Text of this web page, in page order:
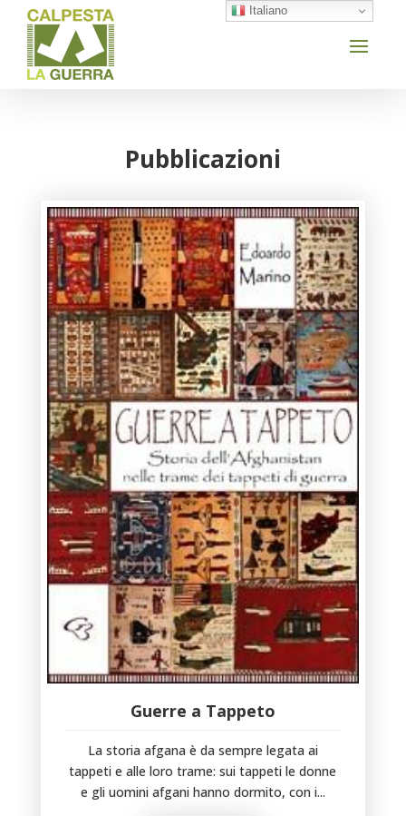
Pubblicazioni
Guerre a Tappeto
La storia afgana è da sempre legata ai
tappeti e alle loro trame: sui tappeti le donne
e gli uomini afgani hanno dormito, con i...
Italiano